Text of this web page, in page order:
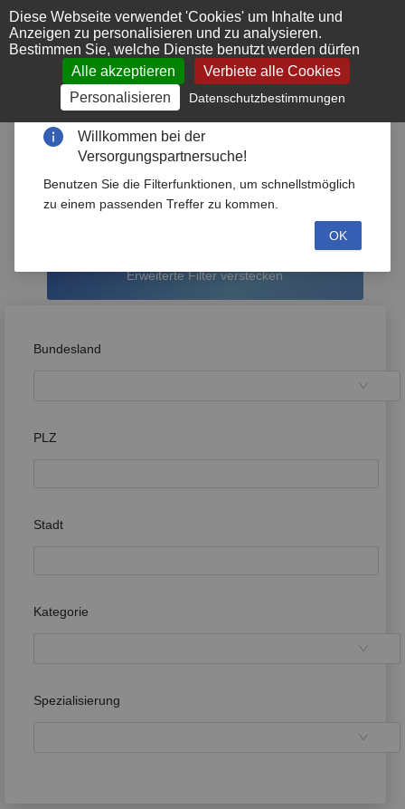
Cookie-Einstellungen
Diese Webseite verwendet 'Cookies' um Inhalte und
Anzeigen zu personalisieren und zu analysieren.
Bestimmen Sie, welche Dienste benutzt werden dürfen
Alle akzeptieren
Verbiete alle Cookies
Personalisieren
Datenschutzbestimmungen
Versorgungspartner
Erweiterte Filter verstecken
Bundesland
PLZ
Stadt
Kategorie
Spezialisierung
Willkommen bei der
Versorgungspartnersuche!
Benutzen Sie die Filterfunktionen, um schnellstmöglich
zu einem passenden Treffer zu kommen.
OK